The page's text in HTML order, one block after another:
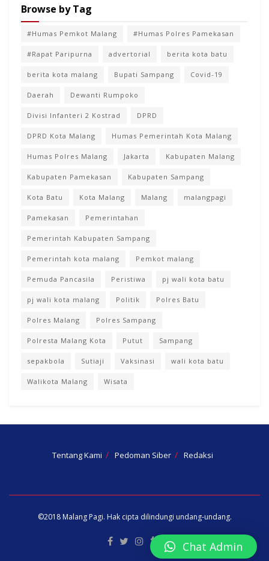
Browse by Tag
#Humas Pemkot Malang #Humas Polres Pamekasan
#Rapat Paripurna advertorial berita kota batu
berita kota malang Bupati Sampang Covid-19
Daerah Dewanti Rumpoko
Divisi Infanteri 2 Kostrad DPRD
DPRD Kota Malang Humas Pemerintah Kota Malang
Humas Polres Malang Jakarta Kabupaten Malang
Kabupaten Pamekasan Kabupaten Sampang
Kota Batu Kota Malang Malang malangpagi
Pamekasan Pemerintahan
Pemerintah Kabupaten Sampang
Pemerintah kota malang Pemkot malang
Pemuda Pancasila Peristiwa pj wali kota batu
pj wali kota malang Politik Polres Batu
Polres Malang Polres Sampang
Polresta Malang Kota Putut Sampang
sepakbola Sutiaji Vaksinasi wali kota batu
Walikota Malang Wisata
Tentang Kami Pedoman Siber Redaksi
©2018 Malang Pagi. Hak cipta dilindungi undang-undang.
Chat Admin